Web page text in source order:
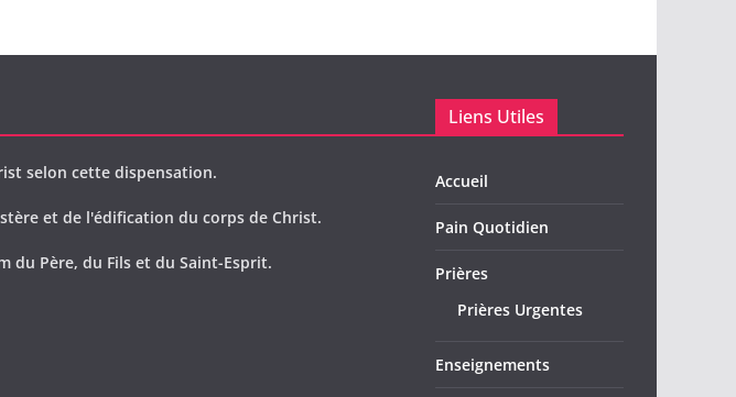
selon cette dispensation.
et de l'édification du corps de Christ.
du Père, du Fils et du Saint-Esprit.
Liens Utiles
Accueil
Pain Quotidien
Prières
Prières Urgentes
Enseignements